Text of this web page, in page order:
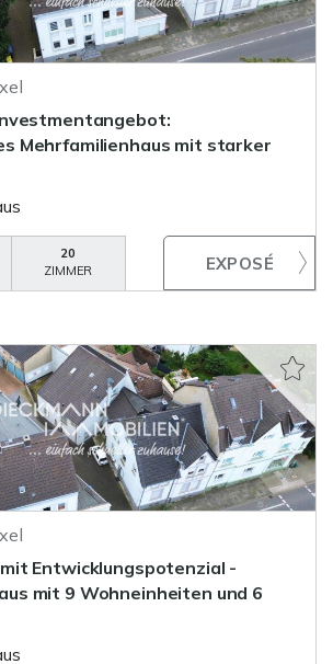
Mehrfamilienhaus mit starker
20
ZIMMER
Entwicklungspotenzial -
mit 9 Wohneinheiten und 6